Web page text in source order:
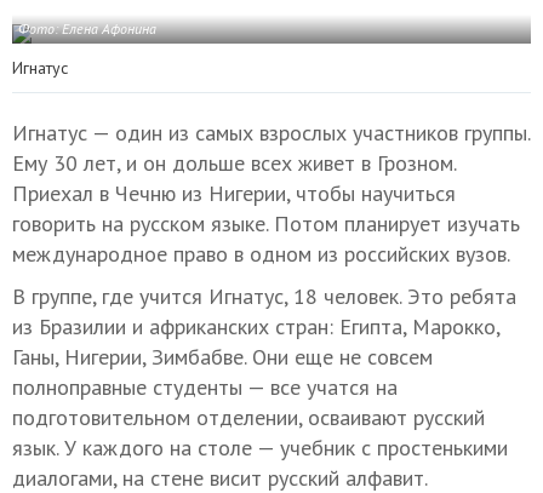
Фото: Елена Афонина
Игнатус
Игнатус — один из самых взрослых участников группы.
Ему 30 лет, и он дольше всех живет в Грозном.
Приехал в Чечню из Нигерии, чтобы научиться
говорить на русском языке. Потом планирует изучать
международное право в одном из российских вузов.
В группе, где учится Игнатус, 18 человек. Это ребята
из Бразилии и африканских стран: Египта, Марокко,
Ганы, Нигерии, Зимбабве. Они еще не совсем
полноправные студенты — все учатся на
подготовительном отделении, осваивают русский
язык. У каждого на столе — учебник с простенькими
диалогами, на стене висит русский алфавит.